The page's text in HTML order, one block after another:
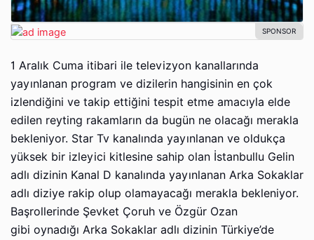
1 Aralık Cuma itibari ile televizyon kanallarında
yayınlanan program ve dizilerin hangisinin en çok
izlendiğini ve takip ettiğini tespit etme amacıyla elde
edilen reyting rakamların da bugün ne olacağı merakla
bekleniyor. Star Tv kanalında yayınlanan ve oldukça
yüksek bir izleyici kitlesine sahip olan İstanbullu Gelin
adlı dizinin Kanal D kanalında yayınlanan Arka Sokaklar
adlı diziye rakip olup olamayacağı merakla bekleniyor.
Başrollerinde Şevket Çoruh ve Özgür Ozan
gibi oynadığı Arka Sokaklar adlı dizinin Türkiye’de